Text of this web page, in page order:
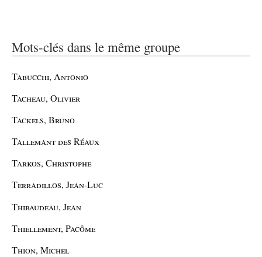
Mots-clés dans le même groupe
Tabucchi, Antonio
Tacheau, Olivier
Tackels, Bruno
Tallemant des Réaux
Tarkos, Christophe
Terradillos, Jean-Luc
Thibaudeau, Jean
Thiellement, Pacôme
Thion, Michel